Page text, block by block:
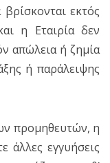
εκτός
η Εταιρία δεν
απώλεια ή ζημία
ή παράλειψης
προμηθευτών, η
άλλες εγγυήσεις